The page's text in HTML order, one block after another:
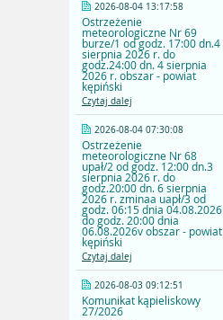
2026-08-04 13:17:58
Ostrzeżenie
meteorologiczne Nr 69
burze/1 od godz. 17:00 dn.4
sierpnia 2026 r. do
godz.24:00 dn. 4 sierpnia
2026 r. obszar - powiat
kępiński
Czytaj dalej
2026-08-04 07:30:08
Ostrzeżenie
meteorologiczne Nr 68
upał/2 od godz. 12:00 dn.3
sierpnia 2026 r. do
godz.20:00 dn. 6 sierpnia
2026 r. zminaa uapł/3 od
godz. 06:15 dnia 04.08.2026
do godz. 20:00 dnia
06.08.2026v obszar - powiat
kępiński
Czytaj dalej
2026-08-03 09:12:51
Komunikat kąpieliskowy
27/2026